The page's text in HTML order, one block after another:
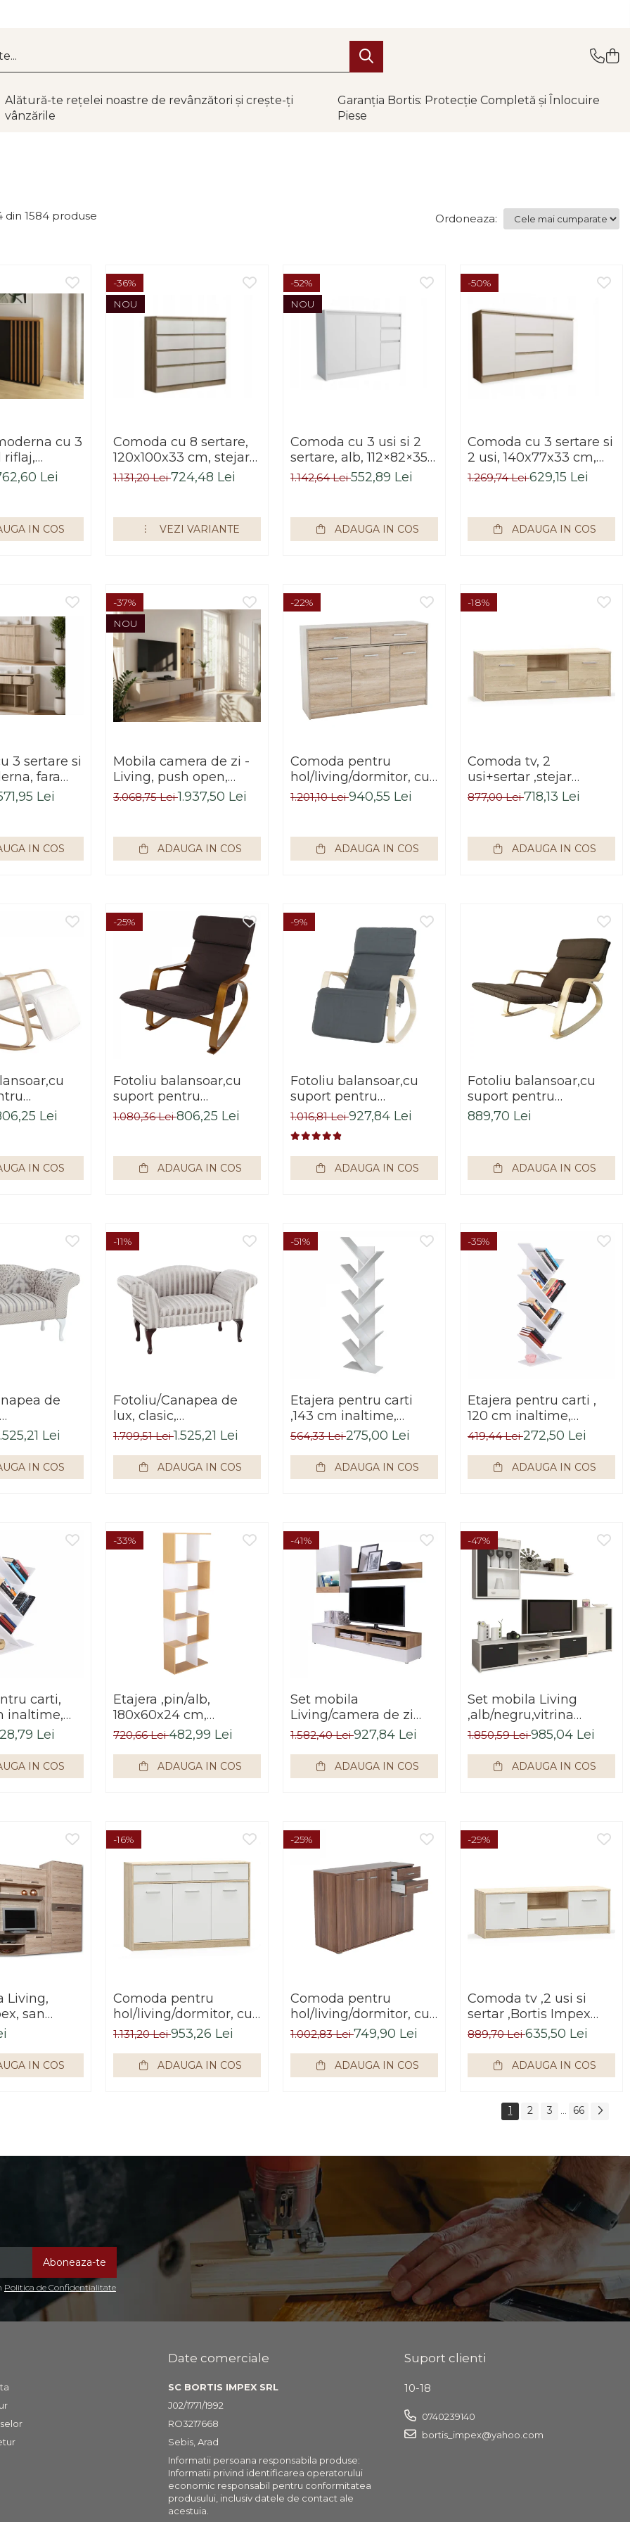
Alătură-te rețelei noastre de revânzători și crește-ți
vânzările
Garanția Bortis: Protecție Completă și Înlocuire
Piese
din 1584 produse Ordoneaza:
cu 3
riflaj,
artisan,
cm, Bortis
Lei
IN COS
-36%
NOU
Comoda cu 8 sertare,
120x100x33 cm, stejar
sonoma/alb, pentru
hol, living, dormitor,
1.131,20 Lei724,48 Lei
VEZI VARIANTE
-52%
NOU
Comoda cu 3 usi si 2
sertare, alb, 112×82×35
cm, Bortis Impex
1.142,64 Lei552,89 Lei
ADAUGA IN COS
-50%
Comoda cu 3 sertare si
2 usi, 140x77x33 cm,
stejar sonoma/alb,
1.269,74 Lei629,15 Lei
ADAUGA IN COS
3 sertare si
fara
cm,
pentru
hol,
Lei
IN COS
-37%
NOU
Mobila camera de zi -
Living, push open,
prindere perete
suspendata, 220 cm
inaltime x 40 cm
adancime , riflaj
Bortis
3.068,75 Lei1.937,50 Lei
ADAUGA IN COS
-22%
Comoda pentru
hol/living/dormitor, cu
sertare, stejar
sonoma,123x85x34
1.201,10 Lei940,55 Lei
ADAUGA IN COS
-18%
Comoda tv, 2
usi+sertar ,stejar
sonoma,modern,Bortis
877,00 Lei718,13 Lei
ADAUGA IN COS
pin,
alb/crem
Lei
IN COS
-25%
Fotoliu balansoar,cu
suport pentru
picioare,lemn
mesteacan maro,
perna,Bortis
1.080,36 Lei806,25 Lei
ADAUGA IN COS
-9%
Fotoliu balansoar,cu
suport pentru
picioare,lemn
mesteacan, stofa/textil
gri ,cu perna,Bortis
1.016,81 Lei927,84 Lei
ADAUGA IN COS
Fotoliu balansoar,cu
suport pentru
picioare,lemn
mesteacan, stofa/textil
889,70 Lei
ADAUGA IN COS
de
Lei
IN COS
-11%
Fotoliu/Canapea de
lux, clasic,
bej/gri,122x51x71.5,
1.709,51 Lei1.525,21 Lei
ADAUGA IN COS
-51%
Etajera pentru carti
,143 cm inaltime,
alb,Bortis Impex
564,33 Lei275,00 Lei
ADAUGA IN COS
-35%
Etajera pentru carti ,
120 cm inaltime,
alb,Bortis Impex
419,44 Lei272,50 Lei
ADAUGA IN COS
carti,
inaltime,
Lei
IN COS
-33%
Etajera ,pin/alb,
180x60x24 cm,
modern, Bortis Impex
720,66 Lei482,99 Lei
ADAUGA IN COS
-41%
Set mobila
Living/camera de zi
,design modern,
alb/stejar auriu ,175 cm
lungime,vitrina sticla,
Bortis
1.582,40 Lei927,84 Lei
ADAUGA IN COS
-47%
Set mobila Living
,alb/negru,vitrina
sticla,210 cm lungime
1.850,59 Lei985,04 Lei
ADAUGA IN COS
Living,
san
x 200 cm
IN COS
-16%
Comoda pentru
hol/living/dormitor, cu
sertare, stejar
sonoma/alb ,123x85x34
cm,Bortis Impex
1.131,20 Lei953,26 Lei
ADAUGA IN COS
-25%
Comoda pentru
hol/living/dormitor, cu
sertare, prun,106x75x35
cm,Bortis Impex
1.002,83 Lei749,90 Lei
ADAUGA IN COS
-29%
Comoda tv ,2 usi si
sertar ,Bortis Impex
,stejar sonoma/alb
889,70 Lei635,50 Lei
ADAUGA IN COS
1 2 3 66
Politica de Confidentialitate
Date comerciale
SC BORTIS IMPEX SRL
J02/1771/1992
RO3217668
Sebis, Arad
Informatii persoana responsabila produse:
Informatii privind identificarea operatorului
economic responsabil pentru conformitatea
produsului, inclusiv datele de contact ale
acestuia.
Suport clienti
10-18
0740239140
bortis_impex@yahoo.com